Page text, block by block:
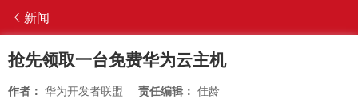
新闻
抢先领取一台免费华为云主机
作者： 华为开发者联盟 责任编辑： 佳龄